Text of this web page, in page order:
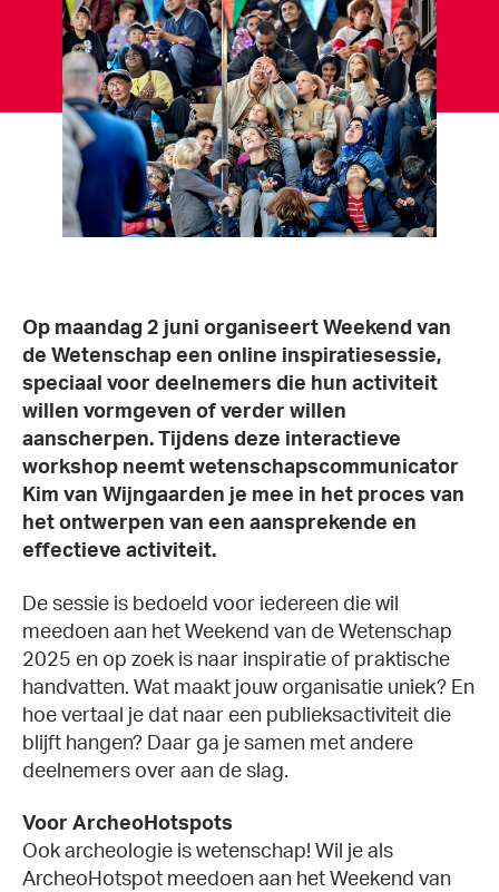
Op maandag 2 juni organiseert Weekend van
de Wetenschap een online inspiratiesessie,
speciaal voor deelnemers die hun activiteit
willen vormgeven of verder willen
aanscherpen. Tijdens deze interactieve
workshop neemt wetenschapscommunicator
Kim van Wijngaarden je mee in het proces van
het ontwerpen van een aansprekende en
effectieve activiteit.
De sessie is bedoeld voor iedereen die wil
meedoen aan het Weekend van de Wetenschap
2025 en op zoek is naar inspiratie of praktische
handvatten. Wat maakt jouw organisatie uniek? En
hoe vertaal je dat naar een publieksactiviteit die
blijft hangen? Daar ga je samen met andere
deelnemers over aan de slag.
Voor ArcheoHotspots
Ook archeologie is wetenschap! Wil je als
ArcheoHotspot meedoen aan het Weekend van